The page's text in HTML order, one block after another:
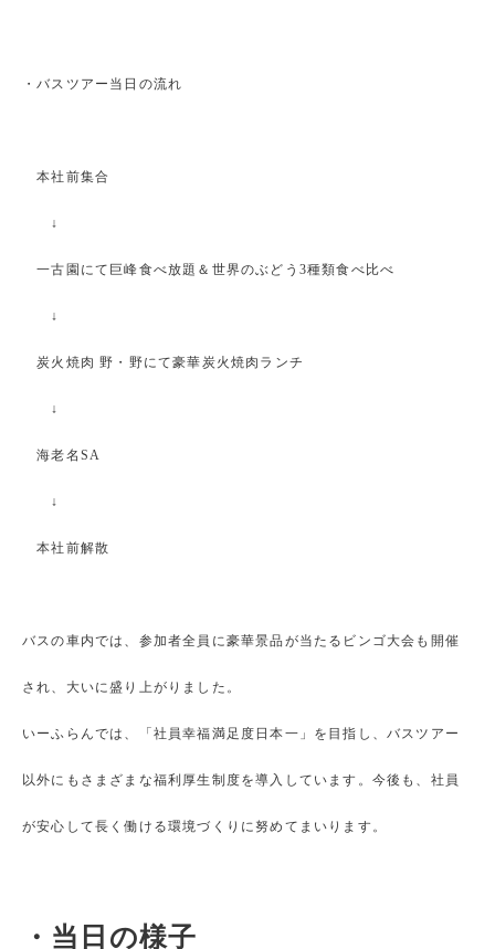
・バスツアー当日の流れ
本社前集合
↓
一古園にて巨峰食べ放題＆世界のぶどう3種類食べ比べ
↓
炭火焼肉 野・野にて豪華炭火焼肉ランチ
↓
海老名SA
↓
本社前解散
バスの車内では、参加者全員に豪華景品が当たるビンゴ大会も開催
され、大いに盛り上がりました。
いーふらんでは、「社員幸福満足度日本一」を目指し、バスツアー
以外にもさまざまな福利厚生制度を導入しています。今後も、社員
が安心して長く働ける環境づくりに努めてまいります。
・当日の様子